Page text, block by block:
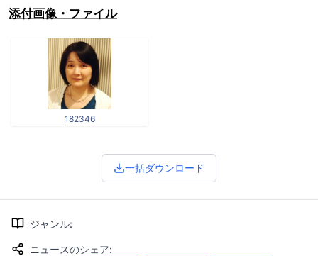
添付画像・ファイル
182346
一括ダウンロード
ジャンル:
ニュースのシェア: